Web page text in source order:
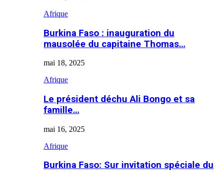
Afrique
Burkina Faso : inauguration du
mausolée du capitaine Thomas…
mai 18, 2025
Afrique
Le président déchu Ali Bongo et sa
famille…
mai 16, 2025
Afrique
Burkina Faso: Sur invitation spéciale du